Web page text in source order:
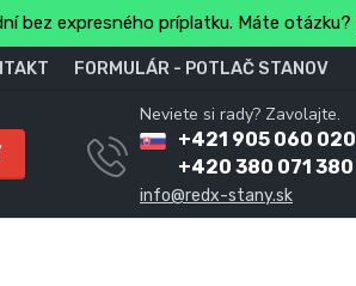
bez expresného príplatku. Máte otázku?
FORMULÁR - POTLAČ STANOV
Neviete si rady? Zavolajte.
+421 905 060 020
+420 380 071 380
info@redx-stany.sk